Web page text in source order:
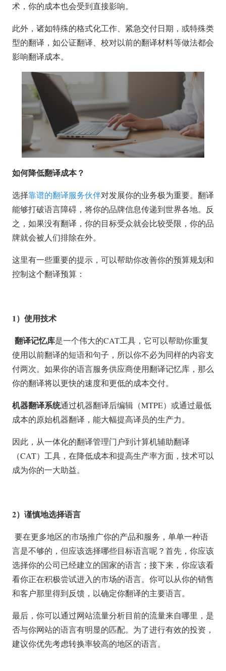
术，你的成本也会受到直接影响。
此外，诸如特殊的格式化工作、紧急交付日期，或特殊类
型的翻译，如公证翻译、校对以前的翻译材料等做法都会
影响翻译成本。
如何降低翻译成本？
选择靠谱的翻译服务伙伴对发展你的业务极为重要。翻译
能够打破语言障碍，将你的品牌信息传递到世界各地。反
之，如果没有翻译，你的目标受众就会比较受限，你的品
牌就会被人们排除在外。
这里有一些重要的提示，可以帮助你改善你的预算规划和
控制这个翻译预算：
1）使用技术
翻译记忆库是一个伟大的CAT工具，它可以帮助你重复
使用以前翻译的短语和句子，所以你不必为同样的内容支
付两次。如果你的语言服务供应商使用翻译记忆库，那么
你的翻译将以更快的速度和更低的成本交付。
机器翻译系统通过机器翻译后编辑（MTPE）或通过最低
成本的原始机器翻译，能大幅提高译员的生产力。
因此，从一体化的翻译管理门户到计算机辅助翻译
（CAT）工具，在降低成本和提高生产率方面，技术可以
成为你的一大助益。
2）谨慎地选择语言
要在更多地区的市场推广你的产品和服务，单单一种语
言是不够的，但应该选择哪些目标语言呢？首先，你应该
选择你的公司已经建立的国家的语言；接下来，你应该看
看你正在积极尝试进入的市场的语言。你可以从你的销售
和客户那里得到反馈，以确定你翻译的主要语言。
最后，你可以通过网站流量分析目前的流量来自哪里，是
否与你网站的语言有明显的匹配。为了进行有效的投资，
建议你优先考虑转换率较高的地区的语言。